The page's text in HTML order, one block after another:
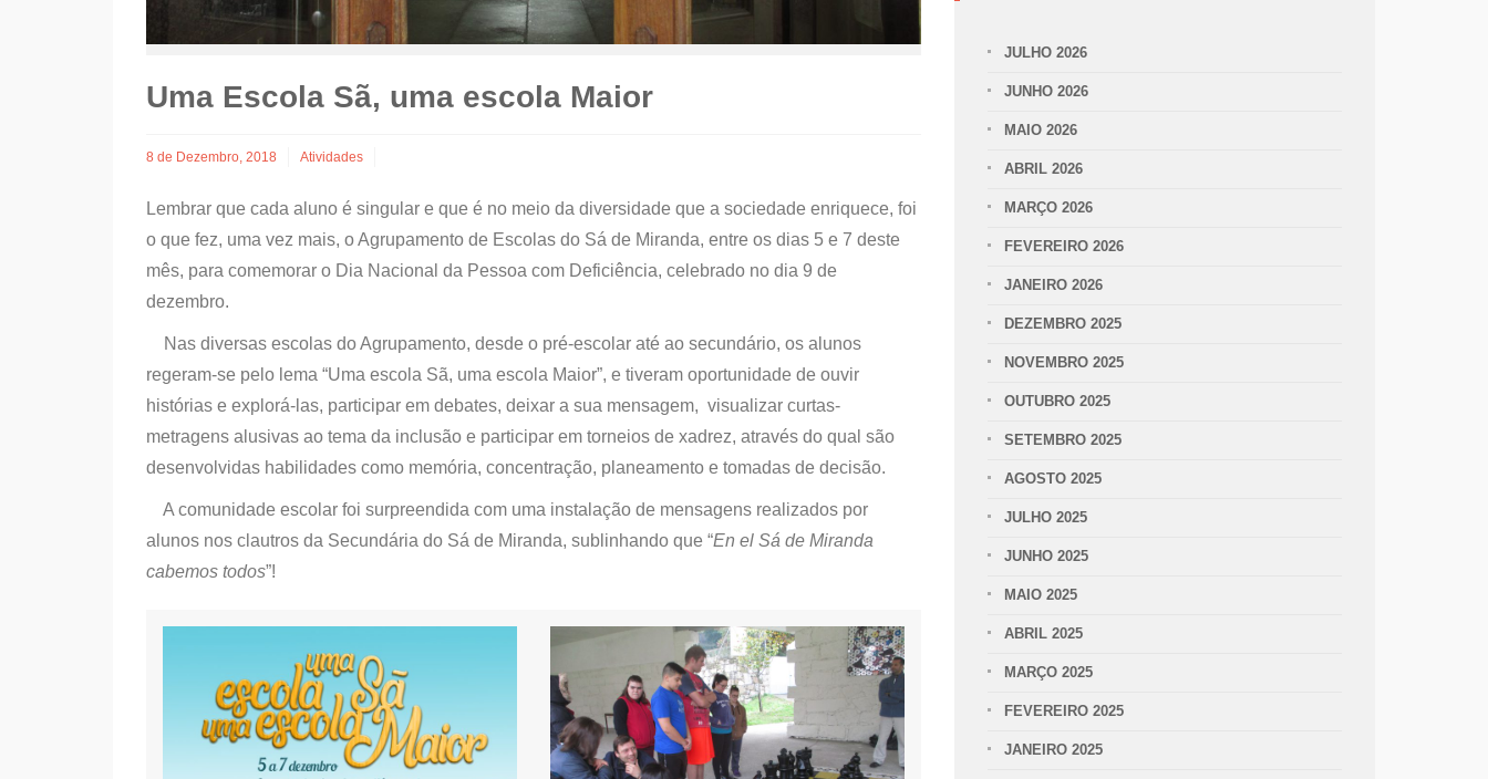
Uma Escola Sã, uma escola Maior
8 de Dezembro, 2018 Atividades
Lembrar que cada aluno é singular e que é no meio da diversidade que a sociedade enriquece, foi
o que fez, uma vez mais, o Agrupamento de Escolas do Sá de Miranda, entre os dias 5 e 7 deste
mês, para comemorar o Dia Nacional da Pessoa com Deficiência, celebrado no dia 9 de
dezembro.
Nas diversas escolas do Agrupamento, desde o pré-escolar até ao secundário, os alunos
regeram-se pelo lema “Uma escola Sã, uma escola Maior”, e tiveram oportunidade de ouvir
histórias e explorá-las, participar em debates, deixar a sua mensagem, visualizar curtas-
metragens alusivas ao tema da inclusão e participar em torneios de xadrez, através do qual são
desenvolvidas habilidades como memória, concentração, planeamento e tomadas de decisão.
A comunidade escolar foi surpreendida com uma instalação de mensagens realizados por
alunos nos clautros da Secundária do Sá de Miranda, sublinhando que “En el Sá de Miranda
cabemos todos”!
JULHO 2026
JUNHO 2026
MAIO 2026
ABRIL 2026
MARÇO 2026
FEVEREIRO 2026
JANEIRO 2026
DEZEMBRO 2025
NOVEMBRO 2025
OUTUBRO 2025
SETEMBRO 2025
AGOSTO 2025
JULHO 2025
JUNHO 2025
MAIO 2025
ABRIL 2025
MARÇO 2025
FEVEREIRO 2025
JANEIRO 2025